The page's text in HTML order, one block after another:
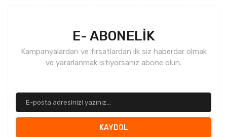
E- ABONELİK
Kampanyalardan ve fırsatlardan ilk siz haberdar olmak
ve yararlanmak istiyorsanız abone olun.
KAYDOL